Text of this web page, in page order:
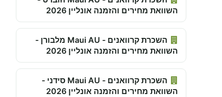
השוואת מחירים והזמנה אונליין 2026
השכרת קרוואנים - Maui AU מלבורן -
השוואת מחירים והזמנה אונליין 2026
השכרת קרוואנים - Maui AU סידני -
השוואת מחירים והזמנה אונליין 2026